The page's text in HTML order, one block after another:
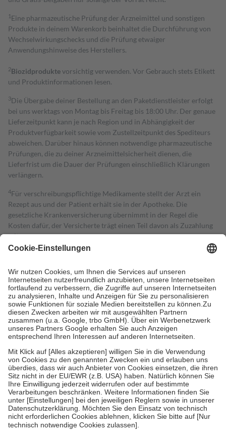
1 Eine pharmazeutische Prüfung der Arzneimittel und sonstigen
Produkte in deinem Warenkorb beinhaltet die Durchführung von
Wechselwirkungschecks und die Prüfung etwaiger
Anwendungshinweise des Herstellers.
2Biozidproduktevorsichtig verwenden. Vor Gebrauch stets Etikett
und Produktinformationen lesen.
3Die Übergabe deiner Bestellung an den Paketdienstleister erfolgt
bei uns werktags von Montag bis Freitag bis 18:00 Uhr. Der genaue
Lieferzeitpunkt kann je nach Region und in Abhängigkeit der
Produktverfügbarkeit sowie vom Zustellzeitpunkt des Spediteurs
abweichen. Darüber hinaus können notwendige pharmazeutische
Prüfungen, die zu deiner Arzneimittelsicherheit dienen, die
Lieferfrist um die Dauer der Prüfungen einschließlich Klärungen
verlängern.
4Für verschreibungspflichtige Medikamente stellt der Arzt ein
Rezept aus und der Patient erhält sie in der Apotheke. Die
gesetzliche Krankenversicherung übernimmt in der Regel die
Kosten dafür, der Versicherte trägt einen Teil davon als Zuzahlung
mit.
Grundsätzlich leisten Mitglieder Zuzahlungen in Höhe von zehn
höchstens zehn Euro.
Es sind jedoch nie mehr als die tatsächlichen
Kosten der Leistung zu entrichten.
Diese Regeln gelten grundsätzlich auch für Online-Apotheken.
Bei Heilmitteln und häuslicher Krankenpflege beträgt die
Zuzahlung zehn Prozent der Kosten sowie zehn Euro je
Verordnung.
Um das Engagement der Versicherten für ihre eigene Gesundheit zu
stärken und die besondere Stellung der Familie zu unterstützen,
fallenkeine Zuzahlungenan bei:
• Kindern und Jugendlichen bis zum vollendeten 18. Lebensjahr
mit Ausnahme der Fahrkosten
• Untersuchungen zur Vorsorge und Früherkennung, die von der
GKV getragen werden
• empfohlenen Schutzimpfungen
• Harn- und Blutteststreifen